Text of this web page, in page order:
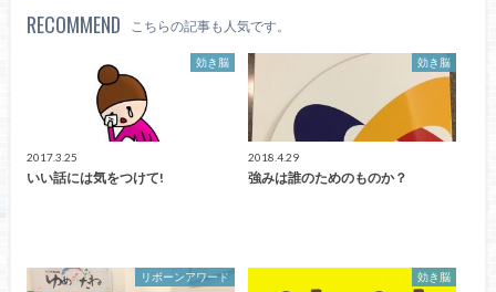
RECOMMEND こちらの記事も人気です。
効き脳
2017.3.25
いい話には気をつけて!
効き脳
2018.4.29
強みは誰のためのものか？
リボーンアワード 効き脳